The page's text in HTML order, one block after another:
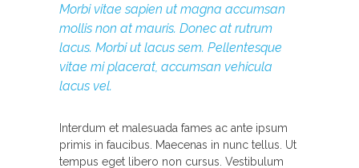
Morbi vitae sapien ut magna accumsan
mollis non at mauris. Donec at rutrum
lacus. Morbi ut lacus sem. Pellentesque
vitae mi placerat, accumsan vehicula
lacus vel.
Interdum et malesuada fames ac ante ipsum
primis in faucibus. Maecenas in nunc tellus. Ut
tempus eget libero non cursus. Vestibulum